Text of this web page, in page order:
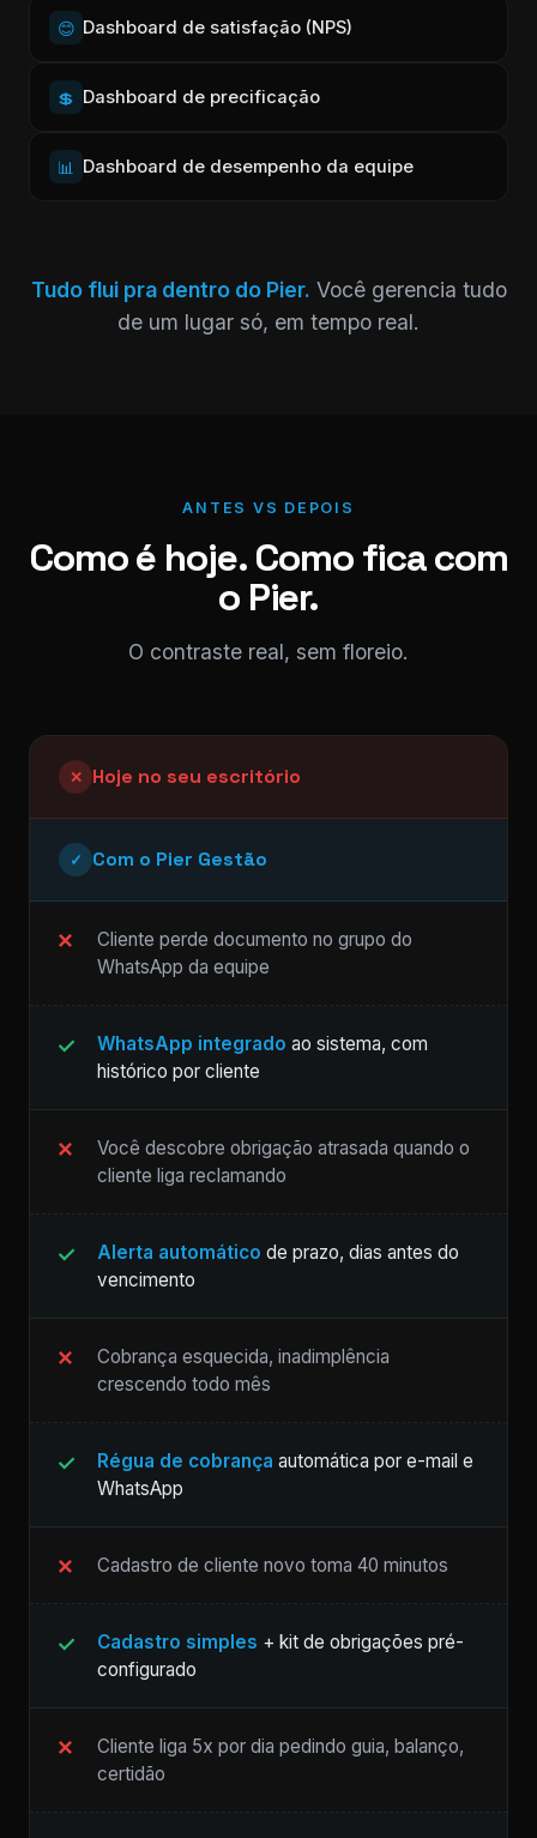
😊 Dashboard de satisfação (NPS)
💲 Dashboard de precificação
📊 Dashboard de desempenho da equipe
Tudo flui pra dentro do Pier. Você gerencia tudo
de um lugar só, em tempo real.
ANTES VS DEPOIS
Como é hoje. Como fica com
o Pier.
O contraste real, sem floreio.
✕ Hoje no seu escritório
✓ Com o Pier Gestão
Cliente perde documento no grupo do
WhatsApp da equipe
WhatsApp integrado ao sistema, com
histórico por cliente
Você descobre obrigação atrasada quando o
cliente liga reclamando
Alerta automático de prazo, dias antes do
vencimento
Cobrança esquecida, inadimplência
crescendo todo mês
Régua de cobrança automática por e-mail e
WhatsApp
Cadastro de cliente novo toma 40 minutos
Cadastro simples + kit de obrigações pré-
configurado
Cliente liga 5x por dia pedindo guia, balanço,
certidão